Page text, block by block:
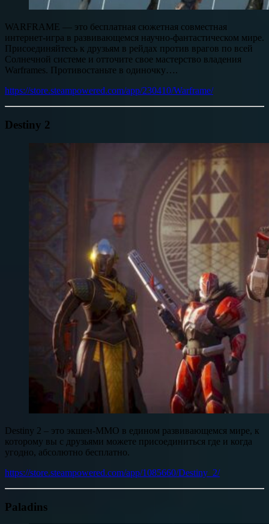
WARFRAME — это бесплатная сюжетная совместная
интернет-игра в развивающемся научно-фантастическом мире.
Присоединяйтесь к друзьям в рейдах против врагов по всей
Солнечной системе и отточите свое мастерство владения
Warframes. Противостаньте в одиночку….
https://store.steampowered.com/app/230410/Warframe/
Destiny 2
Destiny 2 – это экшен-MMO в едином развивающемся мире, к
которому вы с друзьями можете присоединиться где и когда
угодно, абсолютно бесплатно.
https://store.steampowered.com/app/1085660/Destiny_2/
Paladins